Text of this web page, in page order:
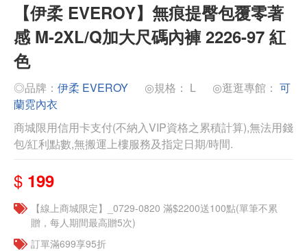
【伊柔 EVEROY】無痕提臀包覆零著
感 M-2XL/Q加大尺碼內褲 2226-97 紅
色
◎品牌： 伊柔 EVEROY ◎規格： L ◎逛逛專館： 可
蘭霓內衣
商城限用信用卡支付(不納入VIP資格之累積計算),無法用錢
包/紅利點數,無搬運上樓服務及指定日期/時間.
$ 199
【線上商城限定】_0729-0820 滿$2200送100點(單筆不累
贈，每人期間最高贈5次)
訂單滿699享95折